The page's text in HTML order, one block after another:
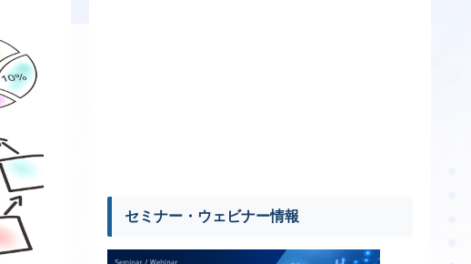
セミナー・ウェビナー情報